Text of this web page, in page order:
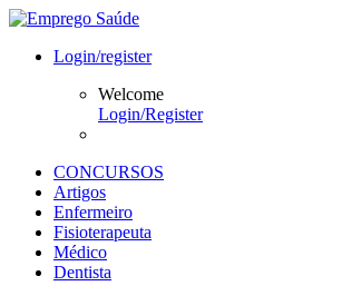
Login/register
Welcome
Login/Register
CONCURSOS
Artigos
Enfermeiro
Fisioterapeuta
Médico
Dentista